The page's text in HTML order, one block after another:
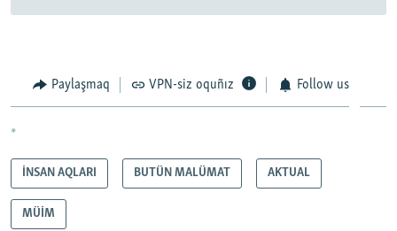
Paylaşmaq VPN-siz oquñız Follow us
*
İNSAN AQLARI BUTÜN MALÜMAT AKTUAL
MÜİM